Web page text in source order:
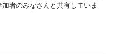
者のみなさんと共有していま